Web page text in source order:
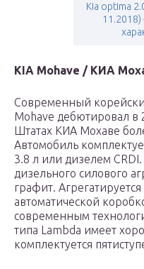
Kia optima
KIA Mohave / КИА
Современный
Mohave дебютировал в
Штатах КИА Мохаве
Автомобиль
3.8 л или дизелем
дизельного силового
графит.
автоматической
современным
типа Lambda имеет
комплектуется